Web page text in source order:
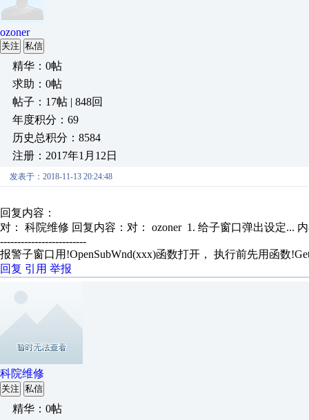
ozoner
关注 私信
精华：0帖
求助：0帖
帖子：17帖 | 848回
年度积分：69
历史总积分：8584
注册：2017年1月12日
发表于：2018-11-13 20:24:48
回复内容：
对： 科院维修 回复内容：对： ozoner 1. 给子窗口弹出设定...
-------------------------
报警子窗口用!OpenSubWnd(xxx)函数打开， 执行前先用函数
回复 引用 举报
科院维修
关注 私信
精华：0帖